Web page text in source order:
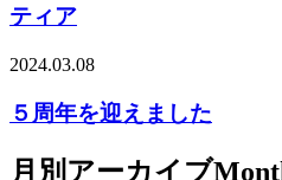
ティア
2024.03.08
５周年を迎えました
月別アーカイブ